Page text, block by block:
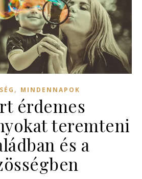
, MINDENNAPOK
érdemes
teremteni
és a